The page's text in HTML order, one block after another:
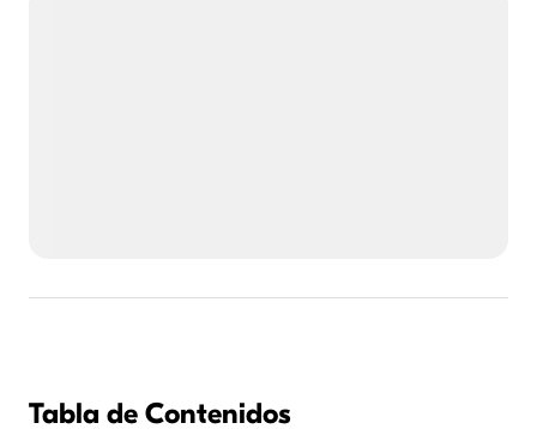
Tabla de Contenidos